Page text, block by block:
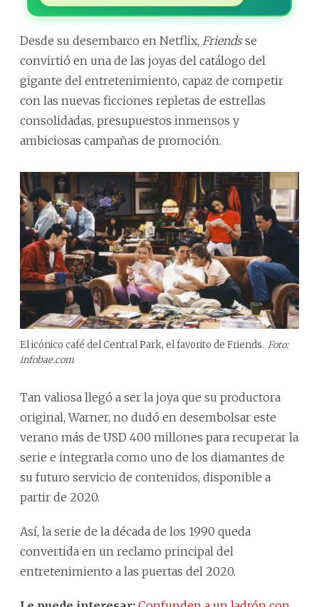
Desde su desembarco en Netflix, Friendsse
convirtió en una de las joyas del catálogo del
gigante del entretenimiento, capaz de competir
con las nuevas ficciones repletas de estrellas
consolidadas, presupuestos inmensos y
ambiciosas campañas de promoción.
El icónico café del Central Park, el favorito de Friends. Foto:
infobae.com
Tan valiosa llegó a ser la joya que su productora
original, Warner, no dudó en desembolsar este
verano más de USD 400 millones para recuperar la
serie e integrarla como uno de los diamantes de
su futuro servicio de contenidos, disponible a
partir de 2020.
Así, la serie de la década de los 1990 queda
convertida en un reclamo principal del
entretenimiento a las puertas del 2020.